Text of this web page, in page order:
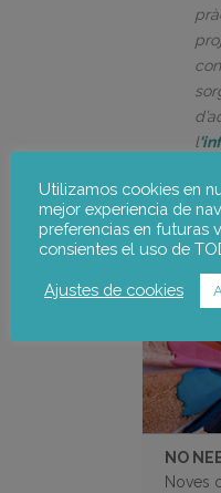
l
Més
NO
Noves
Utilizamos cookies en
mejor experiencia de
preferencias en futuras
consientes el uso de
Ajustes de cookies